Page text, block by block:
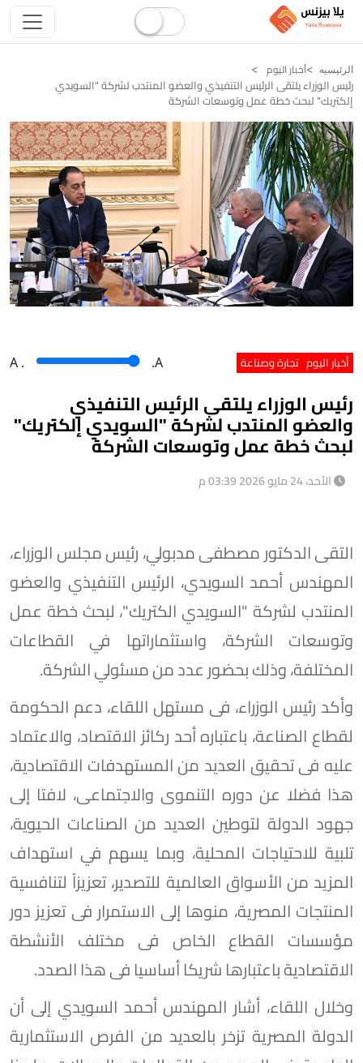
الرئيسيه أخبار اليوم
رئيس الوزراء يلتقى الرئيس التنفيذي والعضو المنتدب لشركة "السويدي
إلكتريك" لبحث خطة عمل وتوسعات الشركة
أخبار اليوم تجارة وصناعة A . .A
رئيس الوزراء يلتقى الرئيس التنفيذي
والعضو المنتدب لشركة "السويدي إلكتريك"
لبحث خطة عمل وتوسعات الشركة
الأحد، 24 مايو 2026 03:39 م
التقى الدكتور مصطفى مدبولي، رئيس مجلس الوزراء،
المهندس أحمد السويدي، الرئيس التنفيذي والعضو
المنتدب لشركة "السويدي الكتريك"، لبحث خطة عمل
وتوسعات الشركة، واستثماراتها في القطاعات
المختلفة، وذلك بحضور عدد من مسئولي الشركة.
وأكد رئيس الوزراء، فى مستهل اللقاء، دعم الحكومة
لقطاع الصناعة، باعتباره أحد ركائز الاقتصاد، والاعتماد
عليه فى تحقيق العديد من المستهدفات الاقتصادية،
هذا فضلا عن دوره التنموى والاجتماعى، لافتا إلى
جهود الدولة لتوطين العديد من الصناعات الحيوية،
تلبية للاحتياجات المحلية، وبما يسهم في استهداف
المزيد من الأسواق العالمية للتصدير، تعزيزاً لتنافسية
المنتجات المصرية، منوها إلى الاستمرار فى تعزيز دور
مؤسسات القطاع الخاص فى مختلف الأنشطة
الاقتصادية باعتبارها شريكا أساسيا فى هذا الصدد.
وخلال اللقاء، أشار المهندس أحمد السويدي إلى أن
الدولة المصرية تزخر بالعديد من الفرص الاستثمارية